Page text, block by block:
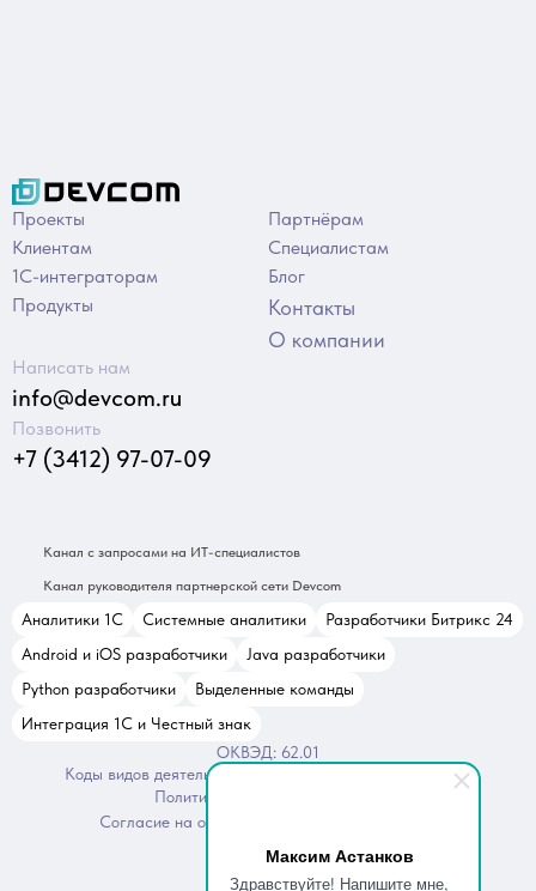
Максим Астанков
Здравствуйте! Напишите мне,
Проекты
Клиентам
1С-интеграторам
Продукты
Партнёрам
Специалистам
Блог
Контакты
О компании
Написать нам
info@devcom.ru
Позвонить
+7 (3412) 97-07-09
Канал с запросами на ИТ-специалистов
Канал руководителя партнерской сети Devcom
Аналитики 1С Системные аналитики
Разработчики Битрикс 24
Android и iOS разработчики
Java разработчики
Python разработчики
Выделенные команды
Интеграция 1С и Честный знак
ОКВЭД: 62.01
Коды видов деятельности в области ИТ: 1.01, 2.01, 16.01
Политика конфиденциальности
Согласие на обработку персональных данных